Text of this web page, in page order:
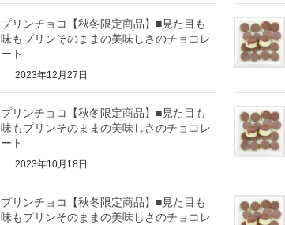
プリンチョコ【秋冬限定商品】■見た目も
味もプリンそのままの美味しさのチョコレ
ート
2023年12月27日
プリンチョコ【秋冬限定商品】■見た目も
味もプリンそのままの美味しさのチョコレ
ート
2023年10月18日
プリンチョコ【秋冬限定商品】■見た目も
味もプリンそのままの美味しさのチョコレ